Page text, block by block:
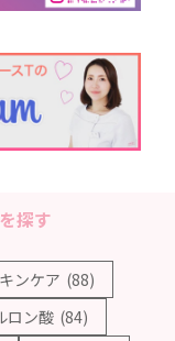
探す
ンケア (88)
ロン酸 (84)